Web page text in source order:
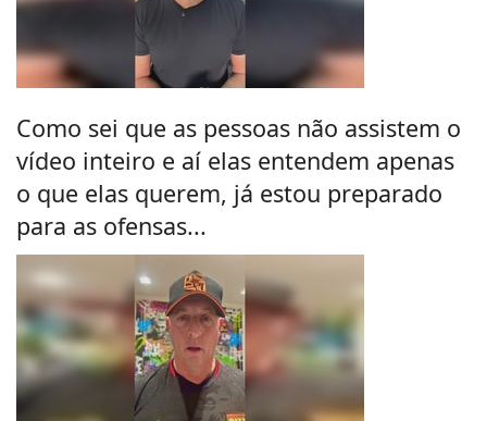
Como sei que as pessoas não assistem o
vídeo inteiro e aí elas entendem apenas
o que elas querem, já estou preparado
para as ofensas...